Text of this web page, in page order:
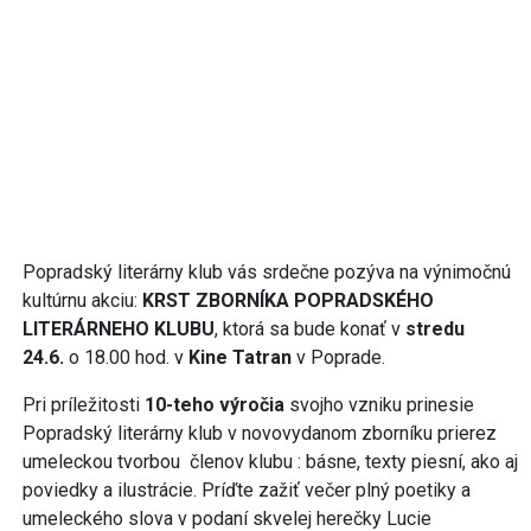
Popradský literárny klub vás srdečne pozýva na výnimočnú
kultúrnu akciu: KRST ZBORNÍKA POPRADSKÉHO
LITERÁRNEHO KLUBU, ktorá sa bude konať v stredu
24.6. o 18.00 hod. v Kine Tatran v Poprade.
Pri príležitosti 10-teho výročia svojho vzniku prinesie
Popradský literárny klub v novovydanom zborníku prierez
umeleckou tvorbou členov klubu : básne, texty piesní, ako aj
poviedky a ilustrácie. Príďte zažiť večer plný poetiky a
umeleckého slova v podaní skvelej herečky Lucie